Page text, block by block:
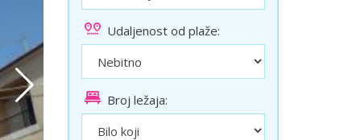
Solun polazak iz Niša
Temišvar polazak iz Niša
Udaljenost od plaže:
Broj ležaja: